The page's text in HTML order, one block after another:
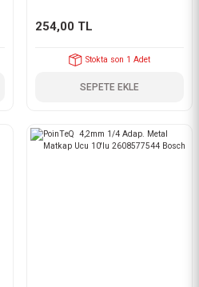
254,00 TL
Stokta son 1 Adet
SEPETE EKLE